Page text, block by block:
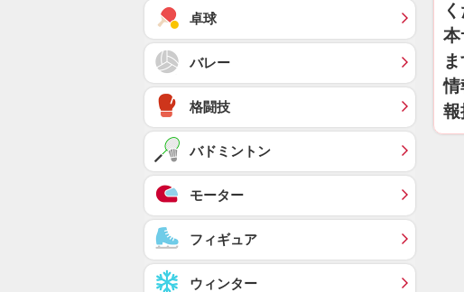
本
情
報
卓球
バレー
格闘技
バドミントン
モーター
フィギュア
ウィンター